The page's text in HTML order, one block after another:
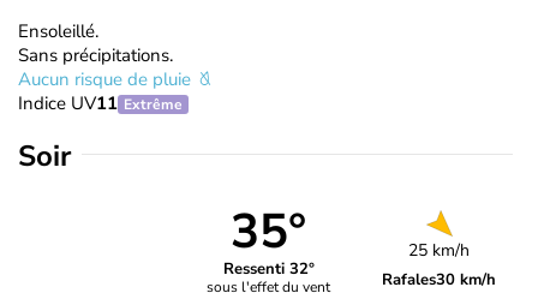
Ensoleillé.
Sans précipitations.
Aucun risque de pluie
Indice UV11 Extrême
Soir
35°
Ressenti 32°
sous l'effet du vent
25 km/h
Rafales30 km/h